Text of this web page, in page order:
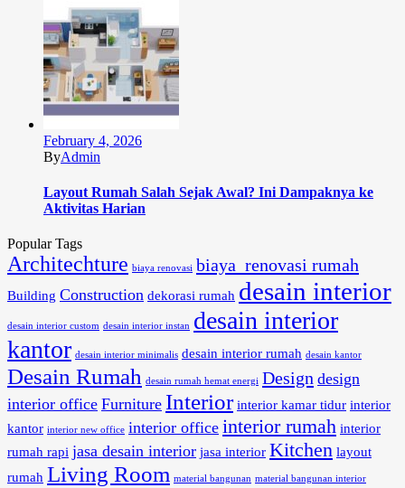
February 4, 2026
ByAdmin
Layout Rumah Salah Sejak Awal? Ini Dampaknya ke
Aktivitas Harian
Popular Tags
Architechture biaya renovasi biaya renovasi rumah
Building Construction dekorasi rumah desain interior
desain interior custom desain interior instan desain interior
kantor desain interior minimalis desain interior rumah desain kantor
Desain Rumah desain rumah hemat energi Design design
interior office Furniture Interior interior kamar tidur interior
kantor interior new office interior office interior rumah interior
rumah rapi jasa desain interior jasa interior Kitchen layout
rumah Living Room material bangunan material bangunan interior